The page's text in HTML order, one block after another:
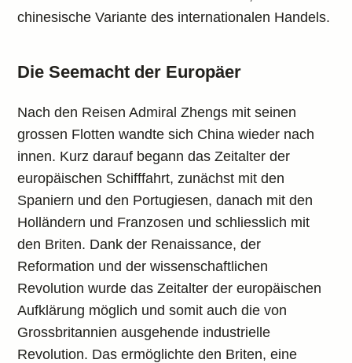
chinesische Variante des internationalen Handels.
Die Seemacht der Europäer
Nach den Reisen Admiral Zhengs mit seinen
grossen Flotten wandte sich China wieder nach
innen. Kurz darauf begann das Zeitalter der
europäischen Schifffahrt, zunächst mit den
Spaniern und den Portugiesen, danach mit den
Holländern und Franzosen und schliesslich mit
den Briten. Dank der Renaissance, der
Reformation und der wissenschaftlichen
Revolution wurde das Zeitalter der europäischen
Aufklärung möglich und somit auch die von
Grossbritannien ausgehende industrielle
Revolution. Das ermöglichte den Briten, eine